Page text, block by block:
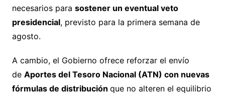
necesarios para sostener un eventual veto
presidencial, previsto para la primera semana de
agosto.
A cambio, el Gobierno ofrece reforzar el envío
de Aportes del Tesoro Nacional (ATN) con nuevas
fórmulas de distribución que no alteren el equilibrio